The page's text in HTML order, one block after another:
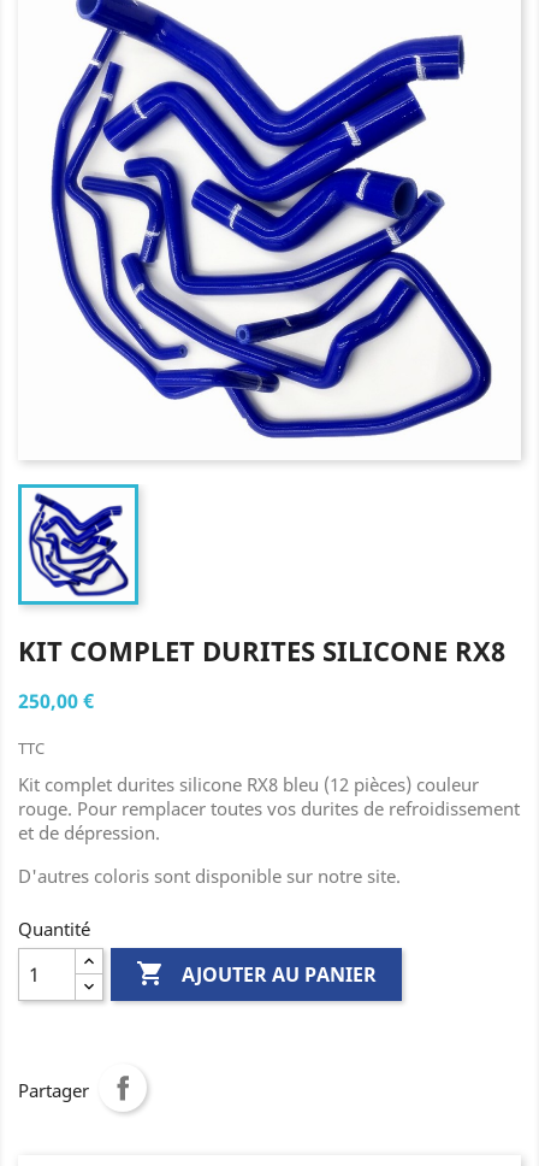
KIT COMPLET DURITES SILICONE RX8
250,00 €
TTC
Kit complet durites silicone RX8 bleu (12 pièces) couleur
rouge. Pour remplacer toutes vos durites de refroidissement
et de dépression.
D'autres coloris sont disponible sur notre site.
Quantité
 AJOUTER AU PANIER
Partager